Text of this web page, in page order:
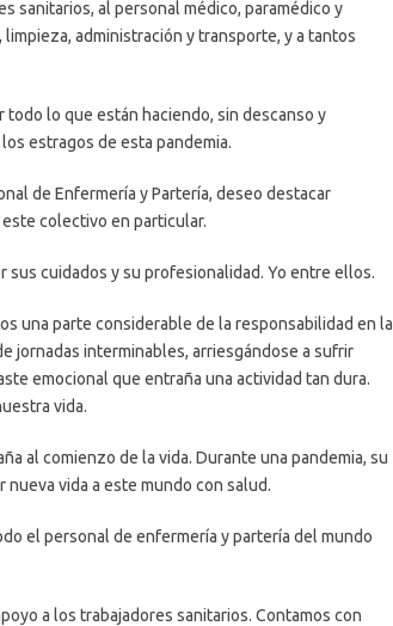
al personal médico, paramédico y
administración y transporte, y a tantos
lo que están haciendo, sin descanso y
estragos de esta pandemia.
de Enfermería y Partería, deseo destacar
colectivo en particular.
cuidados y su profesionalidad. Yo entre ellos.
parte considerable de la responsabilidad en la
jornadas interminables, arriesgándose a sufrir
emocional que entraña una actividad tan dura.
vida.
al comienzo de la vida. Durante una pandemia, su
vida a este mundo con salud.
el personal de enfermería y partería del mundo
a los trabajadores sanitarios. Contamos con